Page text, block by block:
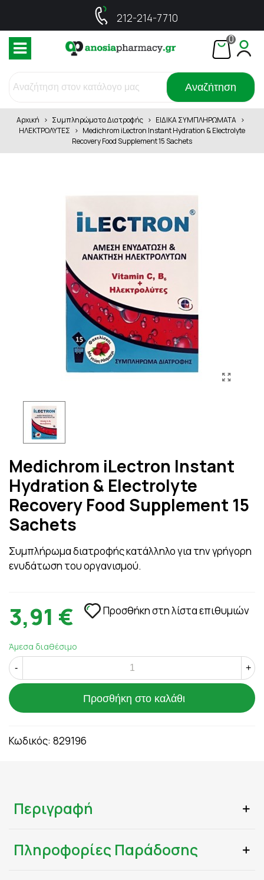
212-214-7710
0
Αναζήτηση
Αρχική > Συμπληρώματα Διατροφής > ΕΙΔΙΚΑ ΣΥΜΠΛΗΡΩΜΑΤΑ >
ΗΛΕΚΤΡΟΛΥΤΕΣ > Medichrom iLectron Instant Hydration & Electrolyte
Recovery Food Supplement 15 Sachets
Medichrom iLectron Instant
Hydration & Electrolyte
Recovery Food Supplement 15
Sachets
Συμπλήρωμα διατροφής κατάλληλο για την γρήγορη
ενυδάτωση του οργανισμού.
3,91 € Προσθήκη στη λίστα επιθυμιών
Άμεσα διαθέσιμο
- +
Προσθήκη στο καλάθι
Κωδικός: 829196
Περιγραφή
Πληροφορίες Παράδοσης